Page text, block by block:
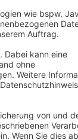
(min./max.